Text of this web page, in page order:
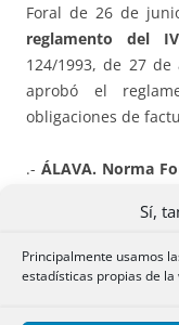
Sí,
Principalmente usamos
estadísticas propias de la
Foral de 26 de
reglamento del
124/1993, de 27
aprobó el
obligaciones de
.- ÁLAVA. Norma
.- ÁLAVA. Norma